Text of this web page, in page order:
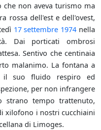
non aveva turismo ma
rossa dell'est e dell'ovest,
17 settembre 1974 nella
Dai porticati ombrosi
Sentivo che centinaia
malanimo. La fontana a
il suo fluido respiro ed
per non infrangere
strano tempo trattenuto,
xilofono i nostri cucchiaini
di Limoges.